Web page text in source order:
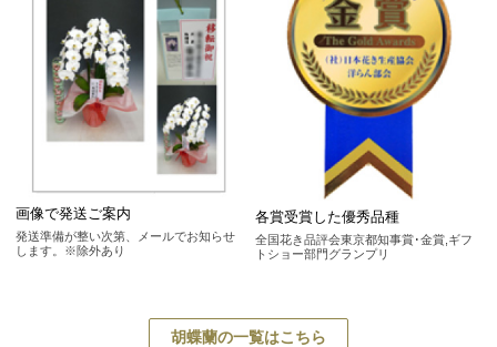
画像で発送ご案内
発送準備が整い次第、メールでお知らせ
します。※除外あり
各賞受賞した優秀品種
全国花き品評会東京都知事賞･金賞,ギフ
トショー部門グランプリ
胡蝶蘭の一覧はこちら